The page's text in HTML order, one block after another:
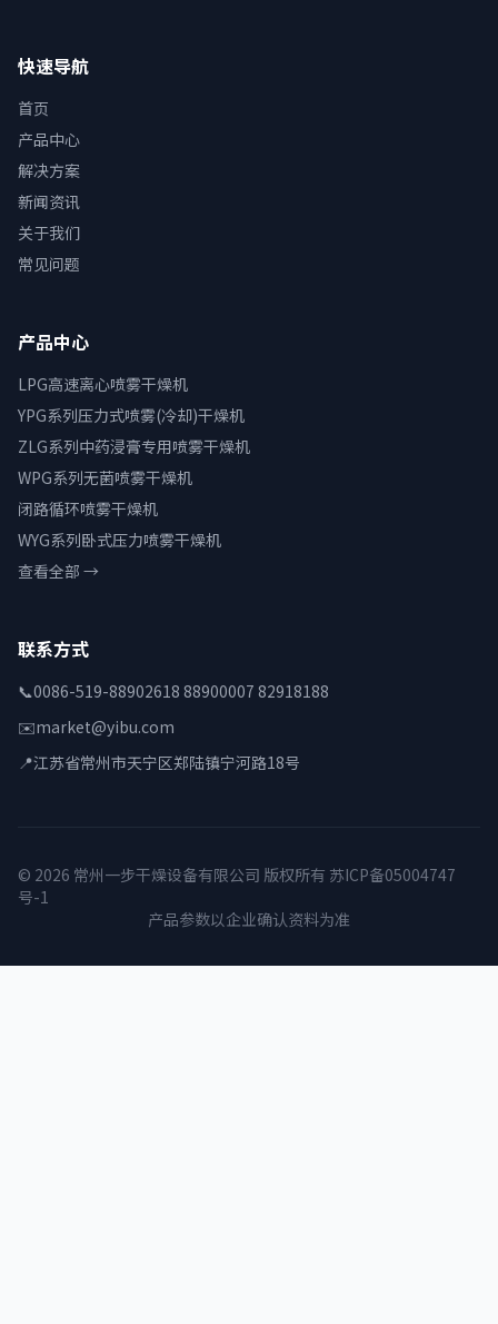
快速导航
首页
产品中心
解决方案
新闻资讯
关于我们
常见问题
产品中心
LPG高速离心喷雾干燥机
YPG系列压力式喷雾(冷却)干燥机
ZLG系列中药浸膏专用喷雾干燥机
WPG系列无菌喷雾干燥机
闭路循环喷雾干燥机
WYG系列卧式压力喷雾干燥机
查看全部 →
联系方式
📞0086-519-88902618 88900007 82918188
✉️market@yibu.com
📍江苏省常州市天宁区郑陆镇宁河路18号
© 2026 常州一步干燥设备有限公司 版权所有 苏ICP备05004747
号-1
产品参数以企业确认资料为准